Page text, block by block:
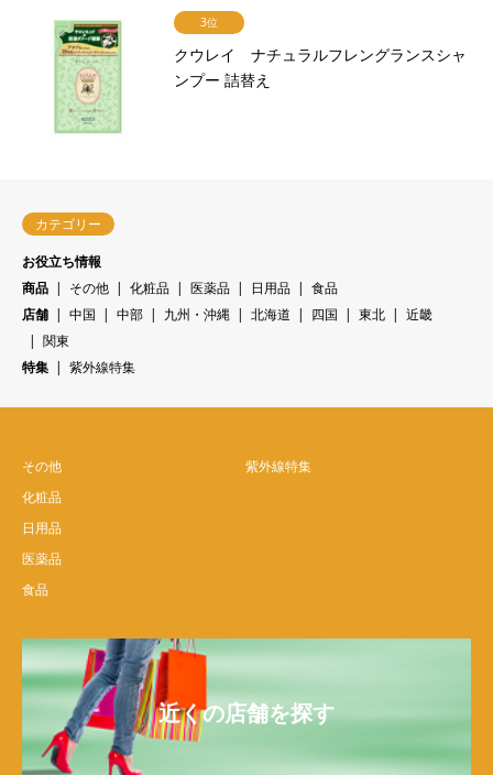
3位
クウレイ ナチュラルフレングランスシャ
ンプー 詰替え
カテゴリー
お役立ち情報
商品
その他 化粧品 医薬品 日用品
食品
店舗
中国 中部 九州・沖縄 北海道 四国 東北
近畿
関東
特集
紫外線特集
その他
化粧品
日用品
医薬品
食品
紫外線特集
近くの店舗を探す